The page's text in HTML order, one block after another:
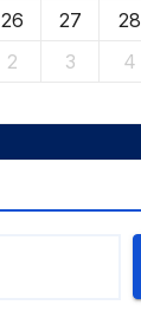
26 27 28
2 3 4